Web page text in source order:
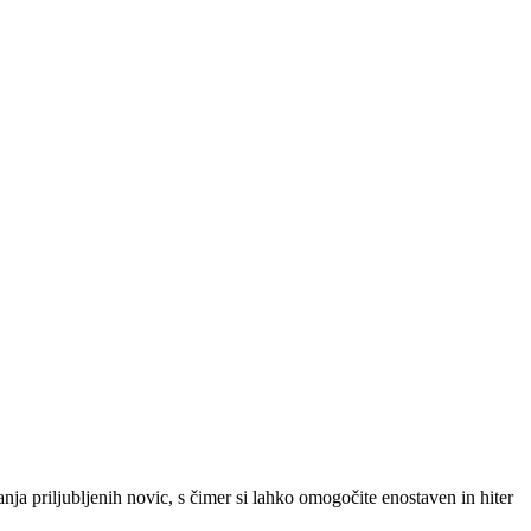
priljubljenih novic, s čimer si lahko omogočite enostaven in hiter